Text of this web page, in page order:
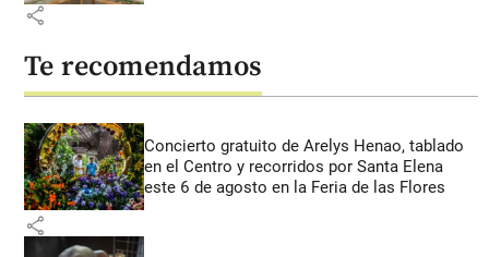
share
Te recomendamos
Concierto gratuito de Arelys Henao, tablado
en el Centro y recorridos por Santa Elena
este 6 de agosto en la Feria de las Flores
share